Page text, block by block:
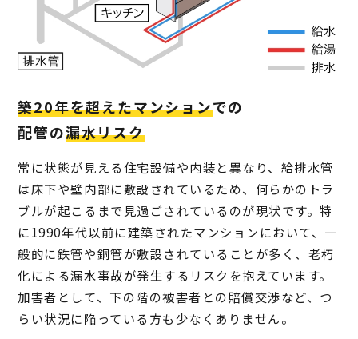
築20年を超えたマンションでの
配管の漏水リスク
常に状態が見える住宅設備や内装と異なり、給排水管
は床下や壁内部に敷設されているため、何らかのトラ
ブルが起こるまで見過ごされているのが現状です。特
に1990年代以前に建築されたマンションにおいて、一
般的に鉄管や銅管が敷設されていることが多く、老朽
化による漏水事故が発生するリスクを抱えています。
加害者として、下の階の被害者との賠償交渉など、つ
らい状況に陥っている方も少なくありません。